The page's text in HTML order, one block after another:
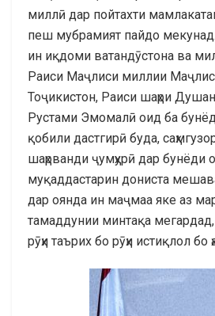
миллӣ дар пойтахти
пеш мубрамият пайдо
ин иқдоми ватандӯстона ва
Раиси Маҷлиси миллии
Тоҷикистон, Раиси шаҳри
Рустами Эмомалӣ оид ба
қобили дастгирӣ буда,
шаҳрванди ҷумҳурӣ дар бунёди
муқаддастарин дониста
дар оянда ин маҷмаа яке аз
тамаддунии минтақа
рӯҳи таърих бо рӯҳи истиқлол